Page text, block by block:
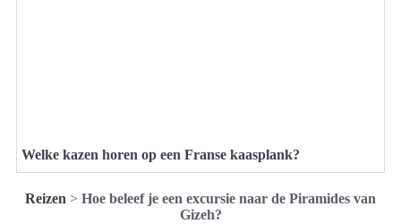
Welke kazen horen op een Franse kaasplank?
Reizen > Hoe beleef je een excursie naar de Piramides van
Gizeh?